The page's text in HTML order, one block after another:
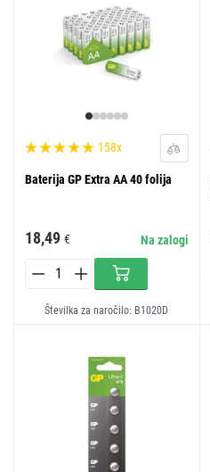
158x
Baterija GP Extra AA 40 folija
18,49 € Na zalogi
Številka za naročilo: B1020D